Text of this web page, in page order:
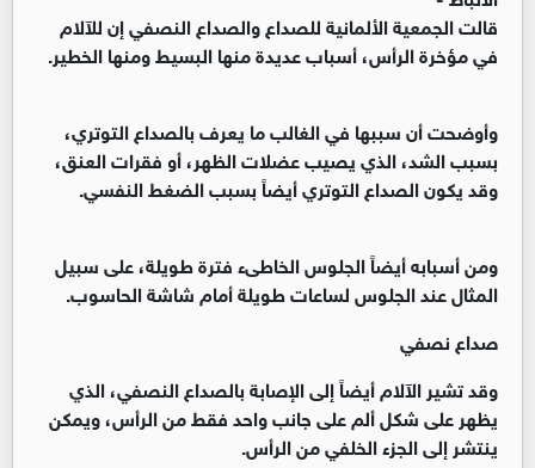
قالت الجمعية الألمانية للصداع والصداع النصفي إن للآلام
في مؤخرة الرأس، أسباب عديدة منها البسيط ومنها الخطير.
وأوضحت أن سببها في الغالب ما يعرف بالصداع التوتري،
بسبب الشد، الذي يصيب عضلات الظهر، أو فقرات العنق،
وقد يكون الصداع التوتري أيضاً بسبب الضغط النفسي.
ومن أسبابه أيضاً الجلوس الخاطىء فترة طويلة، على سبيل
المثال عند الجلوس لساعات طويلة أمام شاشة الحاسوب.
صداع نصفي
وقد تشير الآلام أيضاً إلى الإصابة بالصداع النصفي، الذي
يظهر على شكل ألم على جانب واحد فقط من الرأس، ويمكن
ينتشر إلى الجزء الخلفي من الرأس.